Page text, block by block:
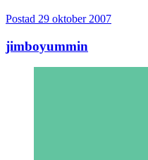
Postad 29 oktober 2007
jimboyummin